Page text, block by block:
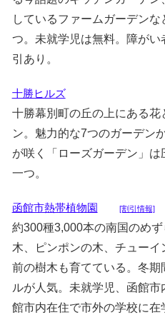
しているファームガーデンな
つ。未就学児は無料。障がい
引あり。
十勝ヒルズ
十勝幕別町の丘の上にある
ン。魅力的な7つのガーデン
が咲く「ローズガーデン」は
一つ。
函館市熱帯植物園 [割引情報]
約300種3,000本の南国のめ
木、ピンポンの木、チュー
前の樹木も育てている。冬
ルが人気。未就学児、函館
館市内在住で市外の学校に